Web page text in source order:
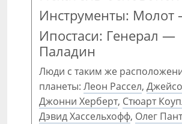
Инструменты: Молот
Ипостаси: Генерал —
Паладин
Люди с таким же
планеты: Леон Рассел,
Джонни Херберт, Стюарт
Дэвид Хассельхофф, Олег